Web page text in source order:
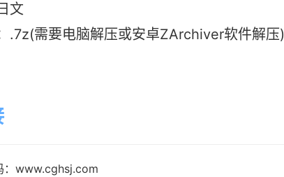
文
.7z(需要电脑解压或安卓ZArchiver软件解压)
：www.cghsj.com